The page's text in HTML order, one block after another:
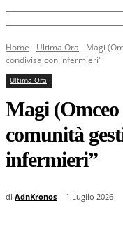
Home Ultima Ora
Magi
condivisa con infermieri"
Ultima Ora
Magi
comunità
infermieri”
di AdnKronos 1 Luglio 2026